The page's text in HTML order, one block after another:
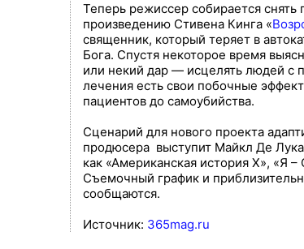
Теперь режиссер собирается снять
произведению Стивена Кинга «
священник, который теряет в
Бога. Спустя некоторое время
или некий дар — исцелять людей с
лечения есть свои побочные
пациентов до самоубийства.
Сценарий для нового проекта
продюсера выступит Майкл Де
как «Американская история X», «Я
Съемочный график и
сообщаются.
Источник: 365mag.ru